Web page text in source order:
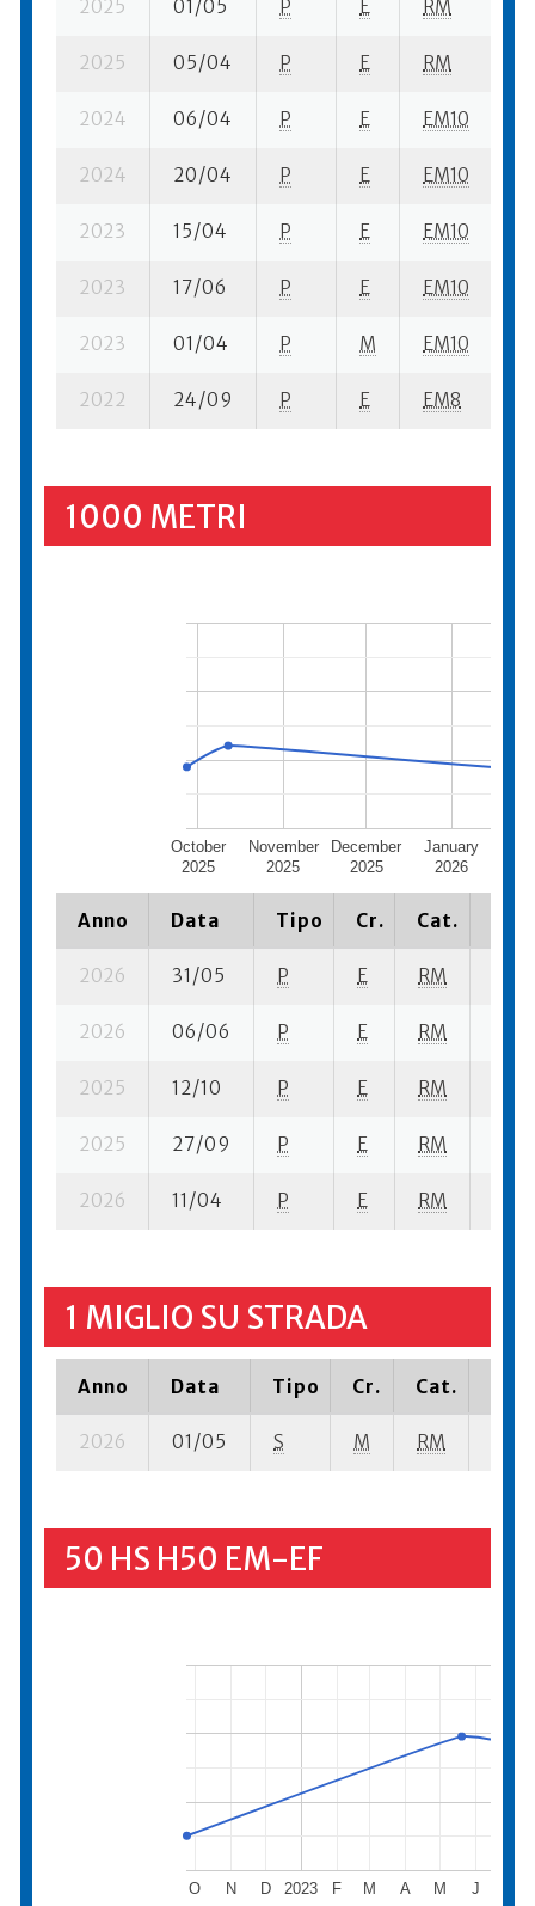
2025 01/05 P E RM
2025 05/04 P E RM
2024 06/04 P E EM10
2024 20/04 P E EM10
2023 15/04 P E EM10
2023 17/06 P E EM10
2023 01/04 P M EM10
2022 24/09 P E EM8
1000 METRI
October
2025
November
2025
December
2025
January
2026
Anno Data Tipo Cr. Cat.
2026 31/05 P E RM
2026 06/06 P E RM
2025 12/10 P E RM
2025 27/09 P E RM
2026 11/04 P E RM
1 MIGLIO SU STRADA
Anno Data Tipo Cr. Cat.
2026 01/05 S M RM
50 HS H50 EM-EF
2023
O N D F M A M J